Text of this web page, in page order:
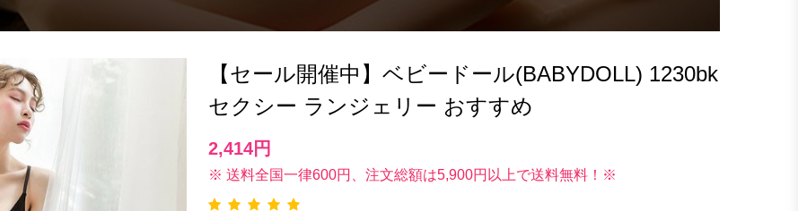
【セール開催中】ベビードール(BABYDOLL) 1230bk
セクシー ランジェリー おすすめ
2,414円
※ 送料全国一律600円、注文総額は5,900円以上で送料無料！※